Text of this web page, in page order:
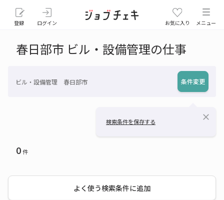
登録 ログイン お気に入り メニュー
春日部市 ビル・設備管理の仕事
ビル・設備管理 春日部市 条件変更
検索条件を保存する close
0件
よく使う検索条件に追加